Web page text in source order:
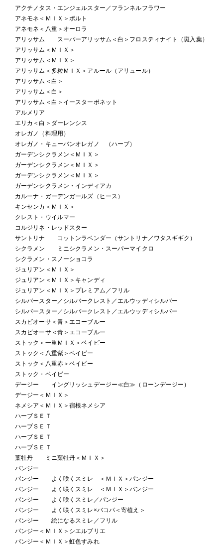
アクチノタス・エンジェルスター／フランネルフラワー
アネモネ＜ＭＩＸ＞ポルト
アネモネ＜八重＞オーロラ
アリッサム スーパーアリッサム＜白＞フロスティナイト（斑入葉）
アリッサム＜ＭＩＸ＞
アリッサム＜ＭＩＸ＞
アリッサム＜多粒ＭＩＸ＞アルール（アリュール）
アリッサム＜白＞
アリッサム＜白＞
アリッサム＜白＞イースターボネット
アルメリア
エリカ＜白＞ダーレンシス
オレガノ（料理用）
オレガノ・キューバンオレガノ （ハーブ）
ガーデンシクラメン＜ＭＩＸ＞
ガーデンシクラメン＜ＭＩＸ＞
ガーデンシクラメン＜ＭＩＸ＞
ガーデンシクラメン・インディアカ
カルーナ・ガーデンガールズ（ヒース）
キンセンカ＜ＭＩＸ＞
クレスト・ウイルマー
コルジリネ・レッドスター
サントリナ コットンラベンダー（サントリナ／ワタスギギク）
シクラメン ミニシクラメン・スーパーマイクロ
シクラメン・スノーショコラ
ジュリアン＜ＭＩＸ＞
ジュリアン＜ＭＩＸ＞キャンディ
ジュリアン＜ＭＩＸ＞プレミアム／フリル
シルバースター／シルバークレスト／エルウッディシルバー
シルバースター／シルバークレスト／エルウッディシルバー
スカビオーサ＜青＞エコーブルー
スカビオーサ＜青＞エコーブルー
ストック＜一重ＭＩＸ＞ベイビー
ストック＜八重紫＞ベイビー
ストック＜八重赤＞ベイビー
ストック・ベイビー
デージー イングリッシュデージー≪白≫（ローンデージー）
デージー＜ＭＩＸ＞
ネメシア＜ＭＩＸ＞宿根ネメシア
ハーブＳＥＴ
ハーブＳＥＴ
ハーブＳＥＴ
ハーブＳＥＴ
葉牡丹 ミニ葉牡丹＜ＭＩＸ＞
パンジー
パンジー よく咲くスミレ ＜ＭＩＸ＞パンジー
パンジー よく咲くスミレ ＜ＭＩＸ＞パンジー
パンジー よく咲くスミレ／パンジー
パンジー よく咲くスミレ×バコパ＜寄植え＞
パンジー 絵になるスミレ／フリル
パンジー＜ＭＩＸ＞シエルブリエ
パンジー＜ＭＩＸ＞虹色すみれ